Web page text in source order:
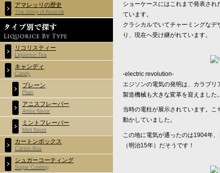
ショーケースにはこれまで発表さ
ています。
クラシカルでいてチャーミングな
り、現在へ受け継がれています。
-electric revolution-
エジソンの電気の発明は、カラブ
製造機械も大きな変革を迎えました
当時の電柱が展示されています。
動かしていました。
この地に電気が通ったのは1904年
（明治15年）だそうです！
アマレッリの歴史
The Story of Amarelli
リコリスティー
Liquorice Tea
キャンディ
Candy
プレーン
Plain
アニスフレーバー
Anise flavor
ミントフレーバー
Mint flavor
カートンボックス
Carton Box
シュガーコーティング
Sugar Coating